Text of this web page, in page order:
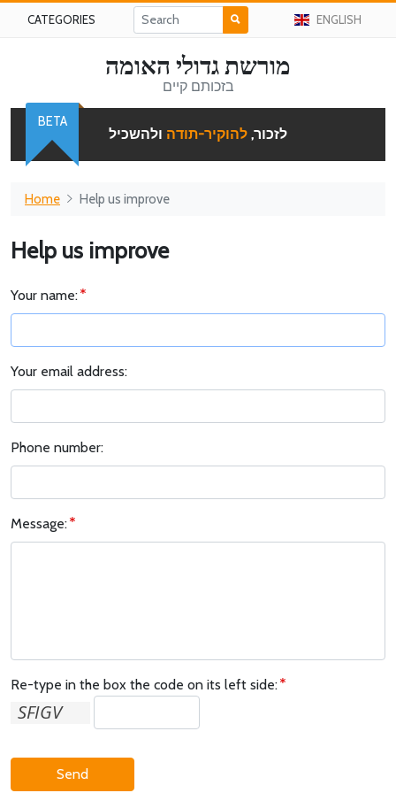
CATEGORIES ENGLISH
מורשת גדולי האומה
בזכותם קיים
לזכור, להוקיר-תודה ולהשכיל
BETA
Home Help us improve
Help us improve
Your name:
Your email address:
Phone number:
Message:
Re-type in the box the code on its left side:
Send